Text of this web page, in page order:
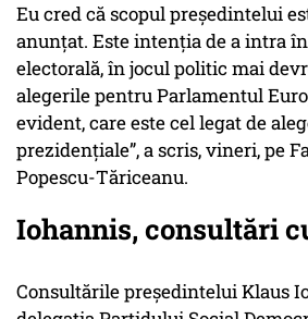
Eu cred că scopul președintelui
anunțat. Este intenția de a intra
electorală, în jocul politic mai
alegerile pentru Parlamentul
evident, care este cel legat de
prezidențiale”, a scris, vineri, pe
Popescu-Tăriceanu.
Iohannis, consultări
Consultările preşedintelui Klaus